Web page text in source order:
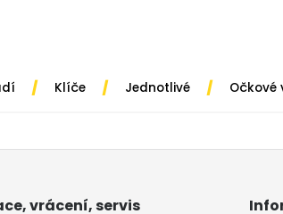
/ Klíče / Jednotlivé / Očkové
vrácení, servis